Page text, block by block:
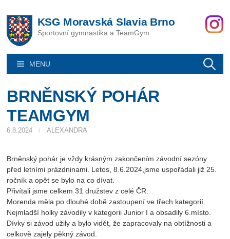
content
KSG Moravská Slavia Brno
Sportovní gymnastika a TeamGym
MENU
BRNĚNSKÝ POHÁR
TEAMGYM
6.8.2024 / ALEXANDRA
Brněnský pohár je vždy krásným zakončením závodní sezóny
před letními prázdninami. Letos, 8.6.2024,jsme uspořádali již 25.
ročník a opět se bylo na co dívat.
Přivítali jsme celkem 31 družstev z celé ČR.
Morenda měla po dlouhé době zastoupení ve třech kategorií.
Nejmladší holky závodily v kategorii Junior I a obsadily 6.místo.
Dívky si závod užily a bylo vidět, že zapracovaly na obtížnosti a
celkově zajely pěkný závod.